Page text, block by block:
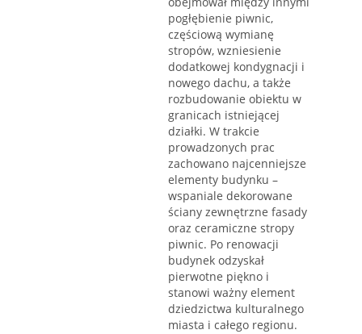
pogłębienie piwnic,
częściową wymianę
stropów, wzniesienie
dodatkowej kondygnacji i
nowego dachu, a także
rozbudowanie obiektu w
granicach istniejącej
działki. W trakcie
prowadzonych prac
zachowano najcenniejsze
elementy budynku –
wspaniale dekorowane
ściany zewnętrzne fasady
oraz ceramiczne stropy
piwnic. Po renowacji
budynek odzyskał
pierwotne piękno i
stanowi ważny element
dziedzictwa kulturalnego
miasta i całego regionu.